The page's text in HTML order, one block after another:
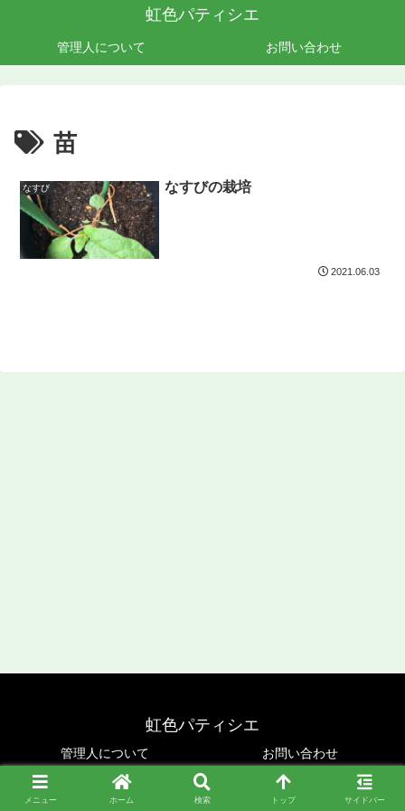
虹色パティシエ
管理人について お問い合わせ
苗
なすび なすびの栽培
2021.06.03
虹色パティシエ
管理人について お問い合わせ
Copyright © 2019-2026 虹色パティシエ All Rights Reserved.
メニュー ホーム 検索 トップ サイドバー